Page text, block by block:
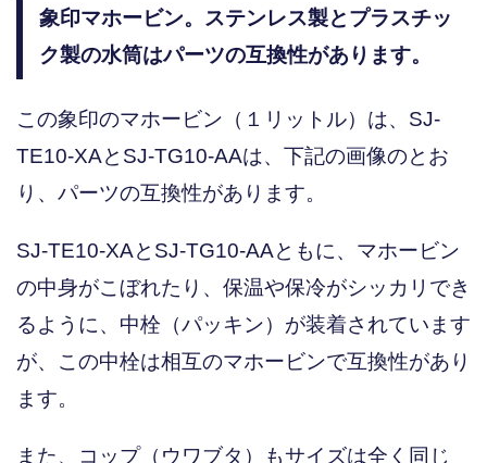
象印マホービン。ステンレス製とプラスチッ
ク製の水筒はパーツの互換性があります。
この象印のマホービン（１リットル）は、SJ-
TE10-XAとSJ-TG10-AAは、下記の画像のとお
り、パーツの互換性があります。
SJ-TE10-XAとSJ-TG10-AAともに、マホービン
の中身がこぼれたり、保温や保冷がシッカリでき
るように、中栓（パッキン）が装着されています
が、この中栓は相互のマホービンで互換性があり
ます。
また、コップ（ウワブタ）もサイズは全く同じ